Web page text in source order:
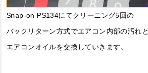
Snap-on PS134にてクリーニング5回の
バックリターン方式でエアコン内部の汚れと
エアコンオイルを交換していきます。